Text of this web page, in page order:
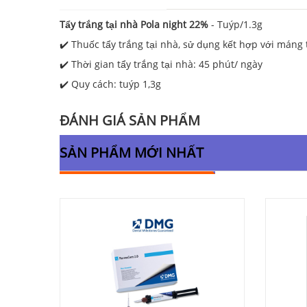
Tẩy trắng tại nhà Pola night 22% - Tuýp/1.3g
✔️ Thuốc tẩy trắng tại nhà, sử dụng kết hợp với máng
✔️ Thời gian tẩy trắng tại nhà: 45 phút/ ngày
✔️ Quy cách: tuýp 1,3g
ĐÁNH GIÁ SẢN PHẨM
SẢN PHẨM MỚI NHẤT